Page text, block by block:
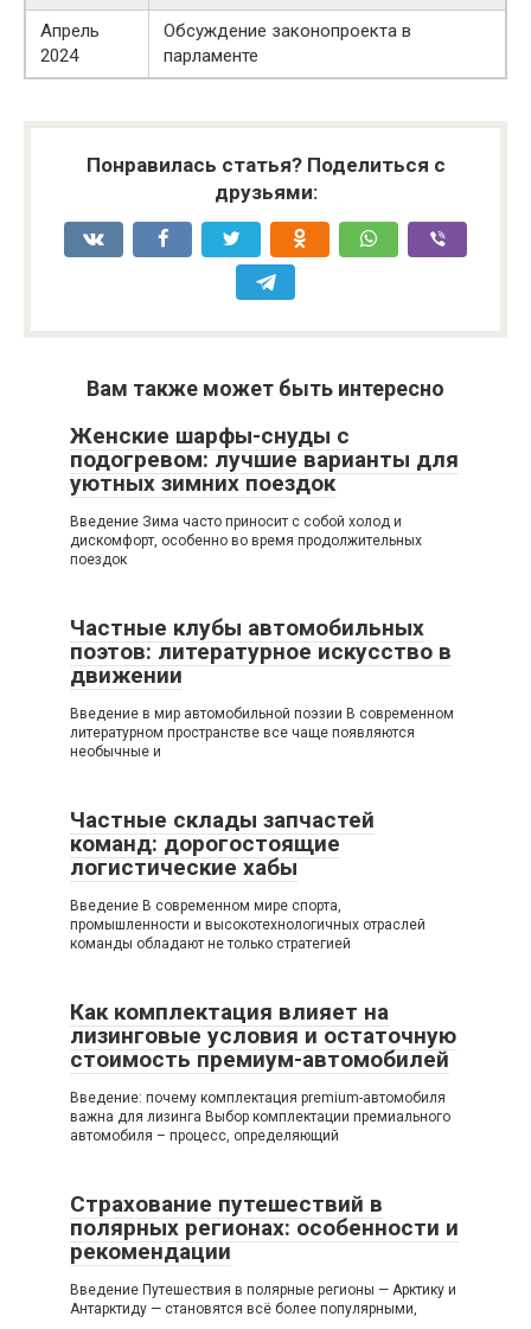
Апрель
2024
Обсуждение законопроекта в
парламенте
Понравилась статья? Поделиться с
друзьями:
Вам также может быть интересно
Женские шарфы-снуды с
подогревом: лучшие варианты для
уютных зимних поездок
Введение Зима часто приносит с собой холод и
дискомфорт, особенно во время продолжительных
поездок
Частные клубы автомобильных
поэтов: литературное искусство в
движении
Введение в мир автомобильной поэзии В современном
литературном пространстве все чаще появляются
необычные и
Частные склады запчастей
команд: дорогостоящие
логистические хабы
Введение В современном мире спорта,
промышленности и высокотехнологичных отраслей
команды обладают не только стратегией
Как комплектация влияет на
лизинговые условия и остаточную
стоимость премиум-автомобилей
Введение: почему комплектация premium-автомобиля
важна для лизинга Выбор комплектации премиального
автомобиля – процесс, определяющий
Страхование путешествий в
полярных регионах: особенности и
рекомендации
Введение Путешествия в полярные регионы — Арктику и
Антарктиду — становятся всё более популярными,